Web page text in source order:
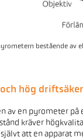
bestående av
hög
av en pyrometer
kräver
att en apparat